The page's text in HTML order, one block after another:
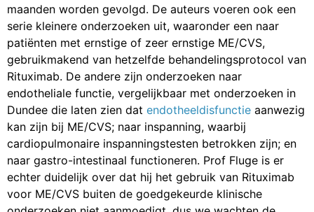
maanden worden gevolgd. De auteurs voeren ook een
serie kleinere onderzoeken uit, waaronder een naar
patiënten met ernstige of zeer ernstige ME/CVS,
gebruikmakend van hetzelfde behandelingsprotocol van
Rituximab. De andere zijn onderzoeken naar
endotheliale functie, vergelijkbaar met onderzoeken in
Dundee die laten zien dat endotheeldisfunctie aanwezig
kan zijn bij ME/CVS; naar inspanning, waarbij
cardiopulmonaire inspanningstesten betrokken zijn; en
naar gastro-intestinaal functioneren. Prof Fluge is er
echter duidelijk over dat hij het gebruik van Rituximab
voor ME/CVS buiten de goedgekeurde klinische